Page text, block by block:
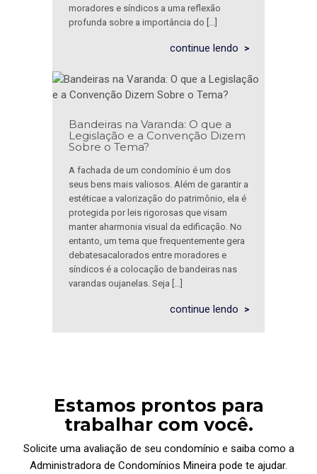
moradores e síndicos a uma reflexão
profunda sobre a importância do […]
continue lendo
Bandeiras na Varanda: O que a
Legislação e a Convenção Dizem
Sobre o Tema?
A fachada de um condomínio é um dos
seus bens mais valiosos. Além de garantir a
estéticae a valorização do patrimônio, ela é
protegida por leis rigorosas que visam
manter aharmonia visual da edificação. No
entanto, um tema que frequentemente gera
debatesacalorados entre moradores e
síndicos é a colocação de bandeiras nas
varandas oujanelas. Seja […]
continue lendo
Estamos prontos para
trabalhar com você.
Solicite uma avaliação de seu condomínio e saiba como a
Administradora de Condomínios Mineira pode te ajudar.